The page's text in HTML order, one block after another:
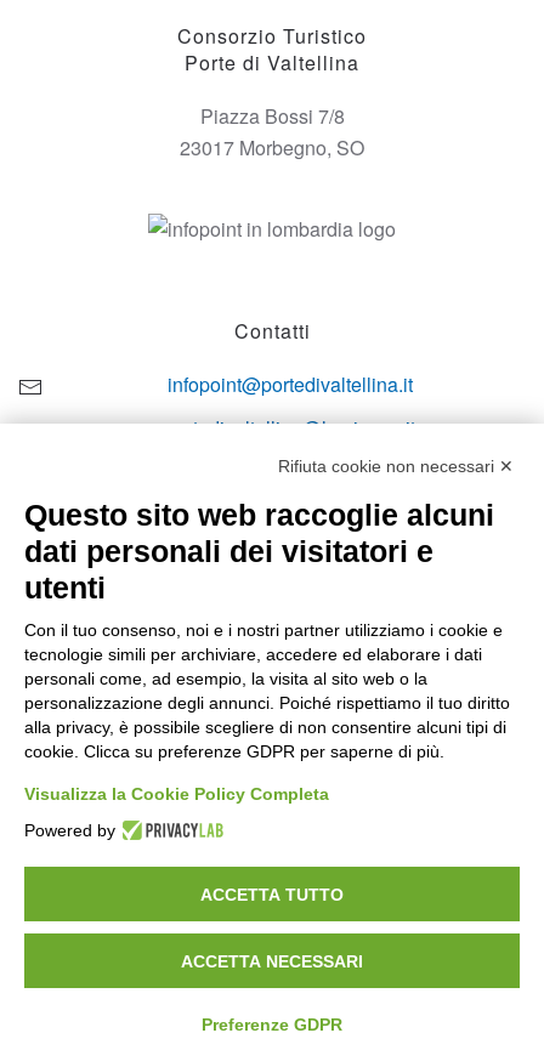
Consorzio Turistico
Porte di Valtellina
Piazza Bossi 7/8
23017 Morbegno, SO
Contatti
infopoint@portedivaltellina.it
portedivaltellina@lamiapec.it
+39 0342 601140
Lun-ven
08:00 – 12:10 / 14:00 – 18:10
Sabato
08:00 – 12:10
Consorzio Turistico Porte di Valtellina. All rights reserved.
Powered byNoratech
Privacy Policy Cookie Policy
Rifiuta cookie non necessari ✕
Questo sito web raccoglie alcuni
dati personali dei visitatori e
utenti
Con il tuo consenso, noi e i nostri partner utilizziamo i cookie e
tecnologie simili per archiviare, accedere ed elaborare i dati
personali come, ad esempio, la visita al sito web o la
personalizzazione degli annunci. Poiché rispettiamo il tuo diritto
alla privacy, è possibile scegliere di non consentire alcuni tipi di
cookie. Clicca su preferenze GDPR per saperne di più.
Visualizza la Cookie Policy Completa
Powered by
ACCETTA TUTTO
ACCETTA NECESSARI
Preferenze GDPR